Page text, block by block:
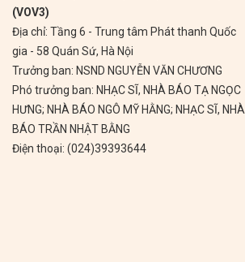
(VOV3)
Địa chỉ: Tầng 6 - Trung tâm Phát thanh Quốc
gia - 58 Quán Sứ, Hà Nội
Trưởng ban: NSND NGUYỄN VĂN CHƯƠNG
Phó trưởng ban: NHẠC SĨ, NHÀ BÁO TẠ NGỌC
HƯNG; NHÀ BÁO NGÔ MỸ HẰNG; NHẠC SĨ, NHÀ
BÁO TRẦN NHẬT BẰNG
Điện thoại: (024)39393644